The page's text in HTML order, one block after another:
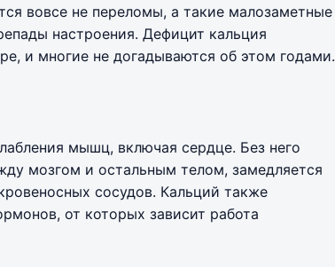
вовсе не переломы, а такие малозаметные
настроения. Дефицит кальция
и многие не догадываются об этом годами.
мышц, включая сердце. Без него
мозгом и остальным телом, замедляется
сосудов. Кальций также
от которых зависит работа